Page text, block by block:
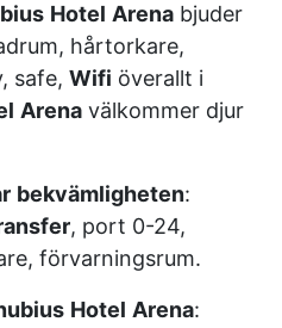
Hotel Arena bjuder
hårtorkare,
safe, Wifi överallt i
Arena välkommer djur
bekvämligheten:
, port 0-24,
förvarningsrum.
Hotel Arena: